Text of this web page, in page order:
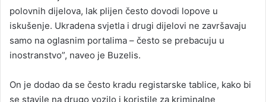
polovnih dijelova, lak plijen često dovodi lopove u
iskušenje. Ukradena svjetla i drugi dijelovi ne završavaju
samo na oglasnim portalima – često se prebacuju u
inostranstvo”, naveo je Buzelis.
On je dodao da se često kradu registarske tablice, kako bi
se stavile na drugo vozilo i koristile za kriminalne